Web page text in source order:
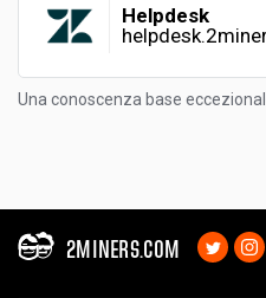
Helpdesk
Una conoscenza base
2MINERS.COM